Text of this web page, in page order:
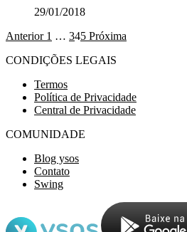
29/01/2018
Anterior 1 … 345 Próxima
CONDIÇÕES LEGAIS
Termos
Política de Privacidade
Central de Privacidade
COMUNIDADE
Blog ysos
Contato
Swing